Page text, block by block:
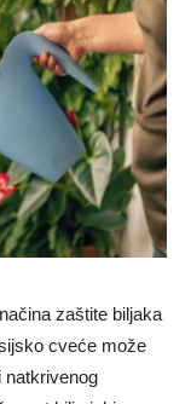
zaštite biljaka
cveće može
natkrivenog